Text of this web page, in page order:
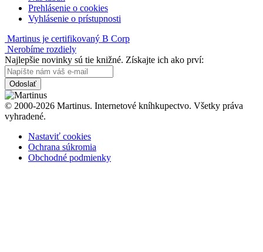
Prehlásenie o cookies
Vyhlásenie o prístupnosti
Martinus je certifikovaný B Corp
Nerobíme rozdiely
Najlepšie novinky sú tie knižné. Získajte ich ako prví:
Odoslať
© 2000-2026 Martinus. Internetové kníhkupectvo. Všetky práva
vyhradené.
Nastaviť cookies
Ochrana súkromia
Obchodné podmienky